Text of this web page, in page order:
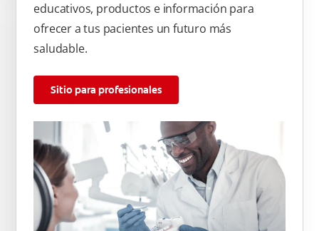
educativos, productos e información para
ofrecer a tus pacientes un futuro más
saludable.
Sitio para profesionales